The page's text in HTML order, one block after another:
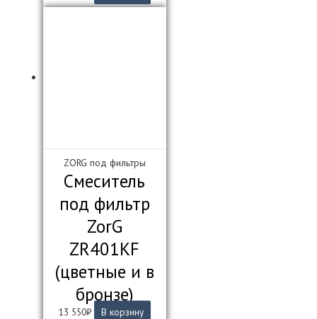
ZORG под фильтры
Смеситель
под фильтр
ZorG
ZR401KF
(цветные и в
бронзе)
13 550₽ В корзину